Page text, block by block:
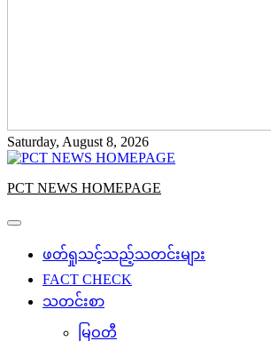
Saturday, August 8, 2026
PCT NEWS HOMEPAGE
ဖတ်ရှုသင့်သည့်သတင်းများ
FACT CHECK
သတင်းစာ
မြဝတီ